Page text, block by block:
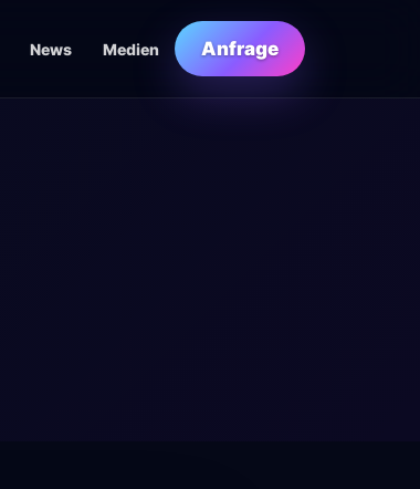
News Medien Anfrage